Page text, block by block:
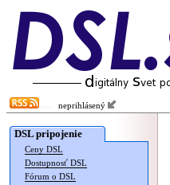
neprihlásený
DSL pripojenie
Ceny DSL
Dostupnosť DSL
Fórum o DSL